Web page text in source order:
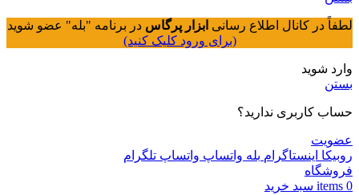
لطفاً در کانال اطلاع رسانی ابزار پرگاس در برنامه "بله" عضو شوید
(برای ورود کلیک کنید)
وارد شوید
بستن
حساب کاربری ندارید؟
عضویت
روبیکا اینستاگرام بله واتساپ واتساپ تلگرام
فروشگاه
0
items سبد خريد